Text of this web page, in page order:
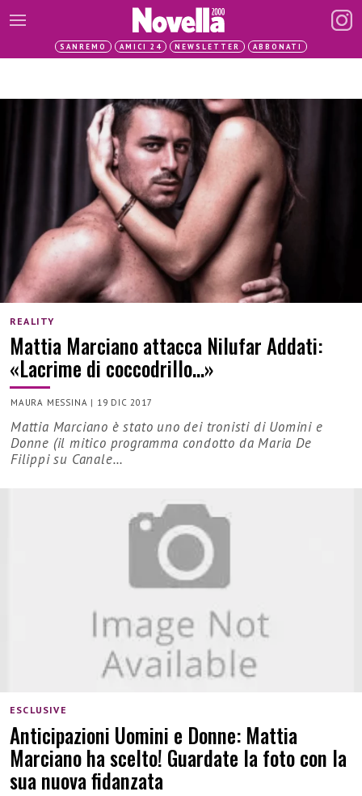
SANREMO AMICI 24 NEWSLETTER ABBONATI
REALITY
Mattia Marciano attacca Nilufar Addati:
«Lacrime di coccodrillo…»
MAURA MESSINA | 19 DIC 2017
Mattia Marciano è stato uno dei tronisti di Uomini e
Donne (il mitico programma condotto da Maria De
Filippi su Canale…
ESCLUSIVE
Anticipazioni Uomini e Donne: Mattia
Marciano ha scelto! Guardate la foto con la
sua nuova fidanzata